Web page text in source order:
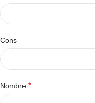
Cons
Nombre *